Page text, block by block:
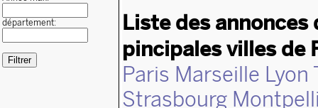
Liste des
pincipales villes de
Paris Marseille Lyon
Strasbourg
département: